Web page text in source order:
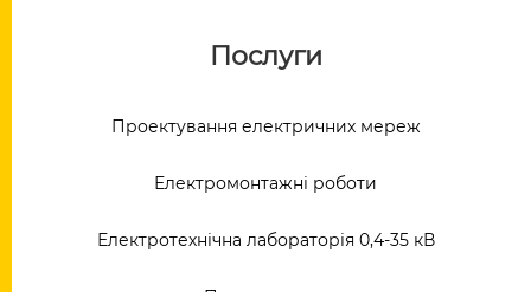
Послуги
Проектування електричних мереж
Електромонтажні роботи
Електротехнічна лабораторія 0,4-35 кВ